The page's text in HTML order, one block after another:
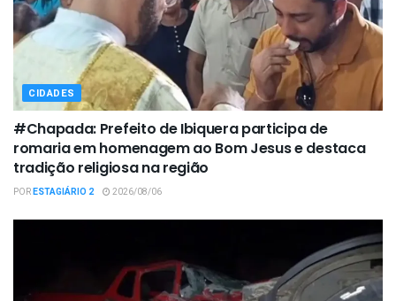
CIDADES
#Chapada: Prefeito de Ibiquera participa de
romaria em homenagem ao Bom Jesus e destaca
tradição religiosa na região
PORESTAGIÁRIO 2 2026/08/06